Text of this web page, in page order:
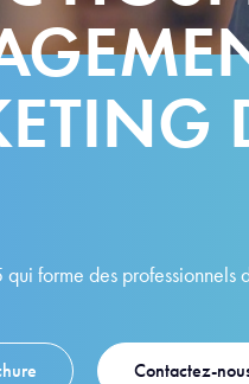
forme des professionnels
Contactez-